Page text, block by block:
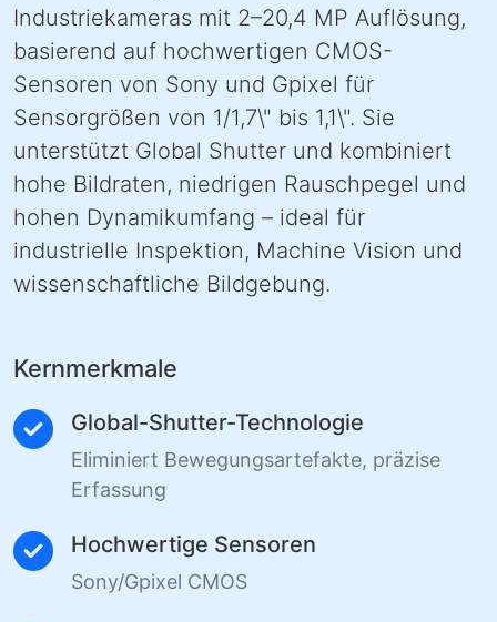
Industriekameras mit 2–20,4 MP Auflösung,
basierend auf hochwertigen CMOS-
Sensoren von Sony und Gpixel für
Sensorgrößen von 1/1,7\" bis 1,1\". Sie
unterstützt Global Shutter und kombiniert
hohe Bildraten, niedrigen Rauschpegel und
hohen Dynamikumfang – ideal für
industrielle Inspektion, Machine Vision und
wissenschaftliche Bildgebung.
Kernmerkmale
Global-Shutter-Technologie
Eliminiert Bewegungsartefakte, präzise
Erfassung
Hochwertige Sensoren
Sony/Gpixel CMOS